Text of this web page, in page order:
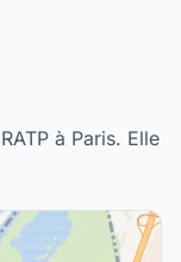
à Paris. Elle